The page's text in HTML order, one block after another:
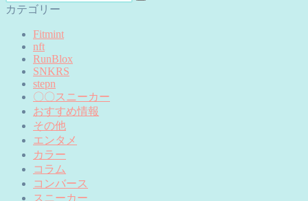
カテゴリー
Fitmint
nft
RunBlox
SNKRS
stepn
〇〇スニーカー
おすすめ情報
その他
エンタメ
カラー
コラム
コンバース
スニーカー